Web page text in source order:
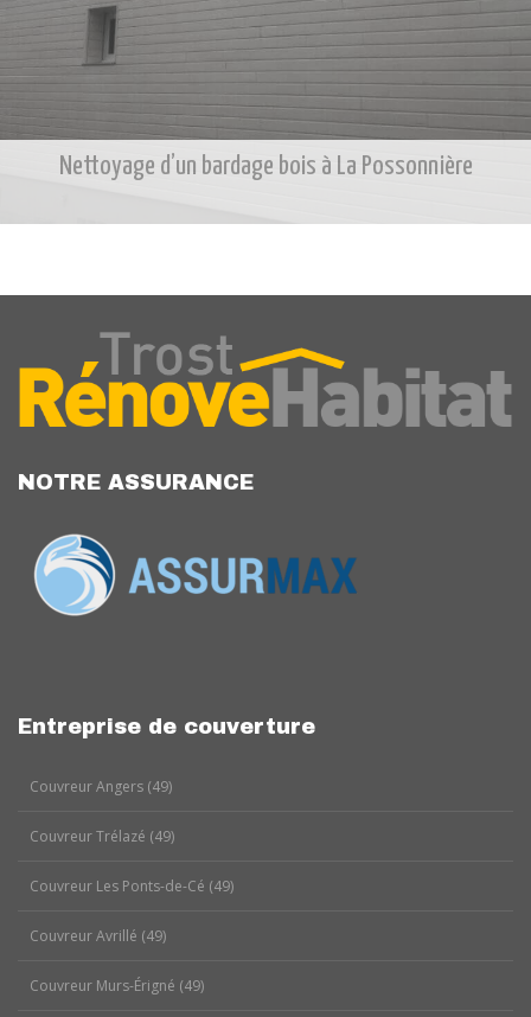
Nettoyage d’un bardage bois à La Possonnière
NOTRE ASSURANCE
Entreprise de couverture
Couvreur Angers (49)
Couvreur Trélazé (49)
Couvreur Les Ponts-de-Cé (49)
Couvreur Avrillé (49)
Couvreur Murs-Érigné (49)